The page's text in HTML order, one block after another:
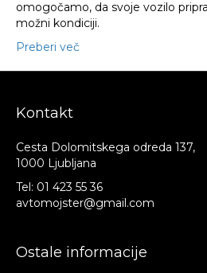
omogočamo, da svoje vozilo
možni kondiciji.
Preberi več
Kontakt
Cesta Dolomitskega odreda 137,
1000 Ljubljana
Tel: 01 423 55 36
avtomojster@gmail.com
Ostale informacije